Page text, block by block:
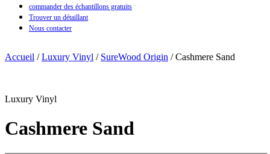
commander des échantillons gratuits
Trouver un détaillant
Nous contacter
Accueil /Luxury Vinyl / SureWood Origin / Cashmere Sand
Luxury Vinyl
Cashmere Sand